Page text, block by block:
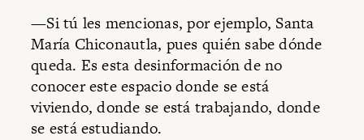
—Si tú les mencionas, por ejemplo, Santa
María Chiconautla, pues quién sabe dónde
queda. Es esta desinformación de no
conocer este espacio donde se está
viviendo, donde se está trabajando, donde
se está estudiando.